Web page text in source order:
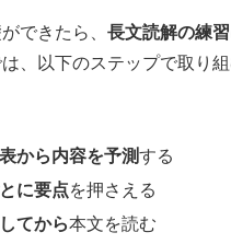
できたら、 長文読解の練習
、以下のステップで取り
から内容を予測する
に要点を押さえる
てから本文を読む